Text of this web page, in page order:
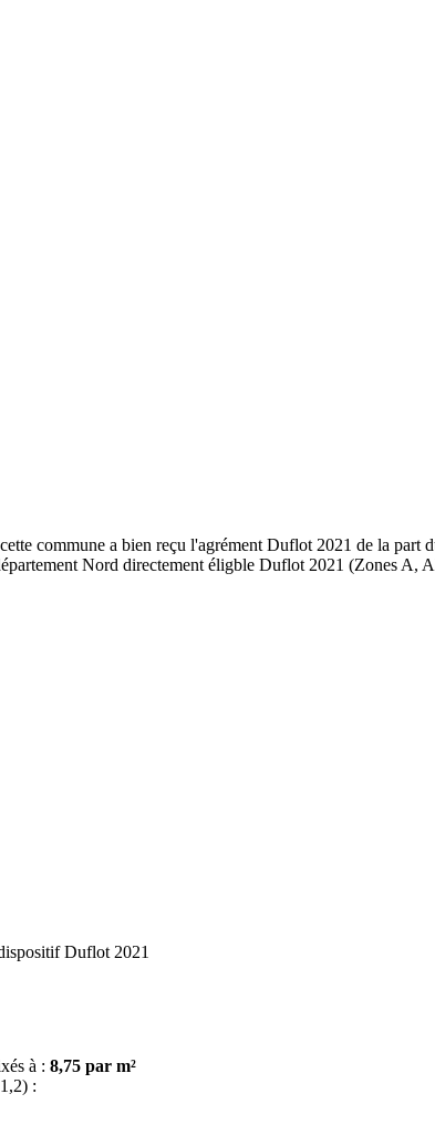
commune a bien reçu l'agrément Duflot 2021 de la part
Nord directement éligble Duflot 2021 (Zones A,
Duflot 2021
à : 8,75 par m²
: